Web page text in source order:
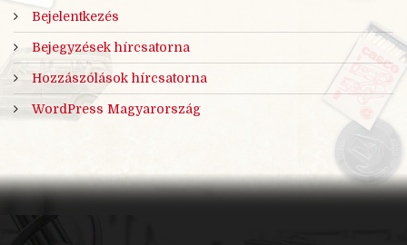
Bejelentkezés
Bejegyzések hírcsatorna
Hozzászólások hírcsatorna
WordPress Magyarország